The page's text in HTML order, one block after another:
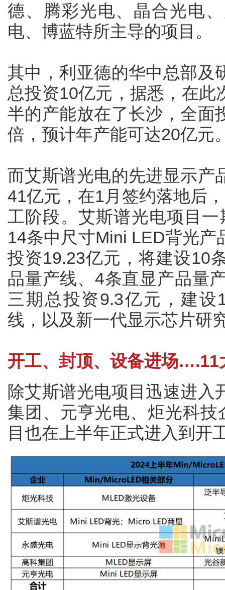
德、腾彩光电、晶合光电
电、博蓝特所主导的项目。
其中，利亚德的华中总部及
总投资10亿元，据悉，在此
半的产能放在了长沙，全面
倍，预计年产能可达20亿元
而艾斯谱光电的先进显示产
41亿元，在1月签约落地后
工阶段。艾斯谱光电项目
14条中尺寸Mini LED背光
投资19.23亿元，将建设10
品量产线、4条直显产品量
三期总投资9.3亿元，建
线，以及新一代显示芯片研
开工、封顶、设备进场….11
除艾斯谱光电项目迅速进入
集团、元亨光电、炬光科
目也在上半年正式进入到开